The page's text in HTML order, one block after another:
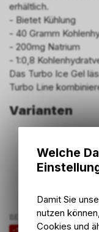
erhältlich.
- Bietet Kühlung
- 40 Gramm
- 200mg Natrium
- 1:0,8
Das Turbo Ice Gel
Turbo Line
Varianten
BEZEICHNUNG
Welche
Damit Sie
nutzen
Cookies und